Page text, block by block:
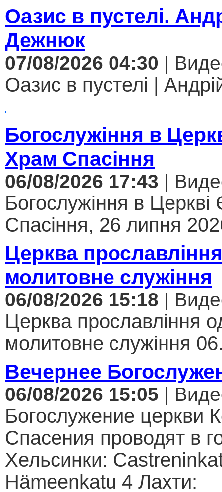
Оазис в пустелі.
Дежнюк
07/08/2026 04:30 |
Оазис в пустелі |
Богослужіння в
Храм Спасіння
06/08/2026 17:43 |
Богослужіння в
Спасіння, 26 липня
Церква
молитовне служіння
06/08/2026 15:18 |
Церква прославління
молитовне служіння
Вечернее
06/08/2026 15:05 |
Богослужение церкви
Спасения проводят в
Хельсинки:
Hämeenkatu 4 Лахти: